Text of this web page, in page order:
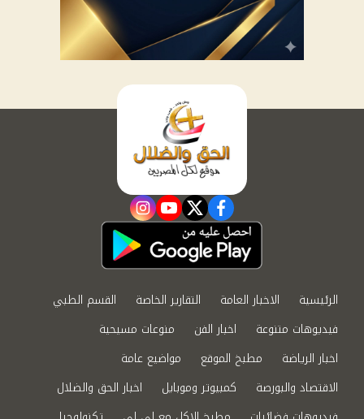
facebook
twitter
youtube
instagram
الرئيسية الاخبار العامة التقارير الخاصة
القسم الطبي
فيديوهات متنوعة
اخبار الفن
منوعات مسيحية
اخبار الرياضة
مطبخ الموقع
مواضيع عامة
الاقتصاد والبورصة
كمبيوتر وموبايل
اخبار الحق والضلال